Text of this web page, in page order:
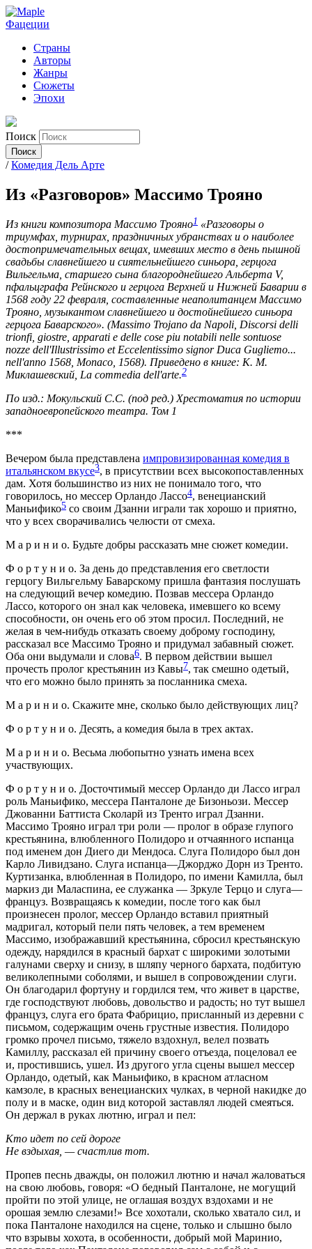
Фацеции
Страны
Авторы
Жанры
Сюжеты
Эпохи
Поиск
/ Комедия Дель Арте
Из «Разговоров» Массимо Трояно
Из книги композитора Массимо Трояно1 «Разговоры о
триумфах, турнирах, праздничных убранствах и о наиболее
достопримечательных вещах, имевших место в день пышной
свадьбы славнейшего и сиятельнейшего синьора, герцога
Вильгельма, старшего сына благороднейшего Альберта V,
пфальцграфа Рейнского и герцога Верхней и Нижней Баварии в
1568 году 22 февраля, составленные неаполитанцем Массимо
Трояно, музыкантом славнейшего и достойнейшего синьора
герцога Баварского». (Massimo Trojano da Napoli, Discorsi delli
trionfi, giostre, apparati e delle cose piu notabili nelle sontuose
nozze dell'Illustrissimo et Eccelentissimo signor Duca Gugliemo...
nell'anno 1568, Monaco, 1568). Приведено в книге: К. М.
Миклашевский, La commedia dell'arte.2
По изд.: Мокульский C.C. (под ред.) Хрестоматия по истории
западноевропейского театра. Том 1
***
Вечером была представлена импровизированная комедия в
итальянском вкусе3, в присутствии всех высокопоставленных
дам. Хотя большинство из них не понимало того, что
говорилось, но мессер Орландо Лассо4, венецианский
Маньифико5 со своим Дзанни играли так хорошо и приятно,
что у всех сворачивались челюсти от смеха.
М а р и н и о. Будьте добры рассказать мне сюжет комедии.
Ф о р т у н и о. За день до представления его светлости
герцогу Вильгельму Баварскому пришла фантазия послушать
на следующий вечер комедию. Позвав мессера Орландо
Лассо, которого он знал как человека, имевшего ко всему
способности, он очень его об этом просил. Последний, не
желая в чем-нибудь отказать своему доброму господину,
рассказал все Массимо Трояно и придумал забавный сюжет.
Оба они выдумали и слова6. В первом действии вышел
прочесть пролог крестьянин из Кавы7, так смешно одетый,
что его можно было принять за посланника смеха.
M a p и н и о. Скажите мне, сколько было действующих лиц?
Ф о р т у н и о. Десять, а комедия была в трех актах.
M a p и н и о. Весьма любопытно узнать имена всех
участвующих.
Ф о р т у н и о. Досточтимый мессер Орландо ди Лассо играл
роль Маньифико, мессера Панталоне де Бизоньози. Мессер
Джованни Баттиста Сколарй из Тренто играл Дзанни.
Массимо Трояно играл три роли — пролог в образе глупого
крестьянина, влюбленного Полидоро и отчаянного испанца
под именем дон Диего ди Мендоса. Слуга Полидоро был дон
Карло Ливидзано. Слуга испанца—Джорджо Дорн из Тренто.
Куртизанка, влюбленная в Полидоро, по имени Камилла, был
маркиз ди Маласпина, ее служанка — Зркуле Терцо и слуга—
француз. Возвращаясь к комедии, после того как был
произнесен пролог, мессер Орландо вставил приятный
мадригал, который пели пять человек, а тем временем
Массимо, изображавший крестьянина, сбросил крестьянскую
одежду, нарядился в красный бархат с широкими золотыми
галунами сверху и снизу, в шляпу черного бархата, подбитую
великолепными соболями, и вышел в сопровождении слуги.
Он благодарил фортуну и гордился тем, что живет в царстве,
где господствуют любовь, довольство и радость; но тут вышел
француз, слуга его брата Фабрицио, присланный из деревни с
письмом, содержащим очень грустные известия. Полидоро
громко прочел письмо, тяжело вздохнул, велел позвать
Камиллу, рассказал ей причину своего отъезда, поцеловал ее
и, простившись, ушел. Из другого угла сцены вышел мессер
Орландо, одетый, как Маньифико, в красном атласном
камзоле, в красных венецианских чулках, в черной накидке до
полу и в маске, один вид которой заставлял людей смеяться.
Он держал в руках лютню, играл и пел:
Кто идет по сей дороге
Не вздыхая, — счастлив тот.
Пропев песнь дважды, он положил лютню и начал жаловаться
на свою любовь, говоря: «О бедный Панталоне, не могущий
пройти по этой улице, не оглашая воздух вздохами и не
орошая землю слезами!» Все хохотали, сколько хватало сил, и
пока Панталоне находился на сцене, только и слышно было
что взрывы хохота, в особенности, добрый мой Маринио,